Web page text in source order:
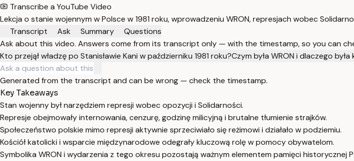
Transcribe a YouTube Video
Lekcja o stanie wojennym w Polsce w 1981 roku, wprowadzeniu WRON, represjach wobec
Transcript
Ask Summary
Questions
Ask about this video. Answers come from its transcript only — with the timestamp, so you can
Kto przejął władzę po Stanisławie Kani w październiku 1981 roku?Czym była WRON i dlaczego
Generated from the transcript and can be wrong — check the timestamp.
Key Takeaways
Stan wojenny był narzędziem represji wobec opozycji i Solidarności.
Represje obejmowały internowania, cenzurę, godzinę milicyjną i brutalne tłumienie strajków.
Społeczeństwo polskie mimo represji aktywnie sprzeciwiało się reżimowi i działało w podziemiu.
Kościół katolicki i wsparcie międzynarodowe odegrały kluczową rolę w pomocy obywatelom.
Symbolika WRON i wydarzenia z tego okresu pozostają ważnym elementem pamięci historycznej